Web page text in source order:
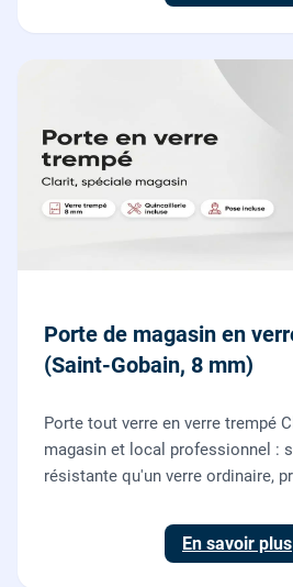
Porte de magasin en
(Saint-Gobain, 8 mm)
Porte tout verre en verre trempé
magasin et local professionnel :
résistante qu'un verre ordinaire,
avec sa quincaillerie (pivots,
En savoir plus